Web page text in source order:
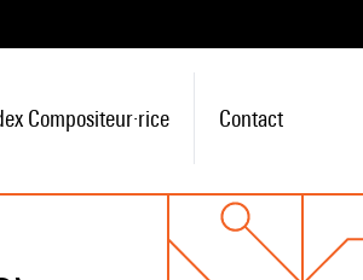
Compositeur·rice Contact